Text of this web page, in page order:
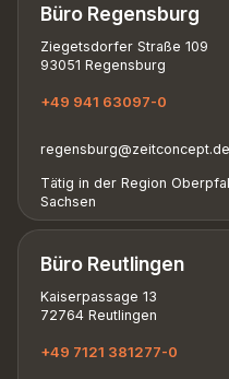
Büro Regensburg
Ziegetsdorfer Straße 109
93051 Regensburg
+49 941 63097-0
regensburg@zeitconcept.de
Tätig in der Region
Sachsen
Büro Reutlingen
Kaiserpassage 13
72764 Reutlingen
+49 7121 381277-0